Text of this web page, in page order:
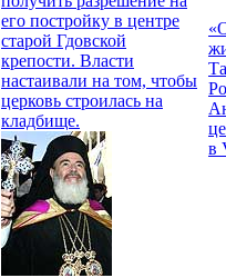
его постройку в центре
старой Гдовской
крепости. Власти
настаивали на том, чтобы
церковь строилась на
кладбище.
в